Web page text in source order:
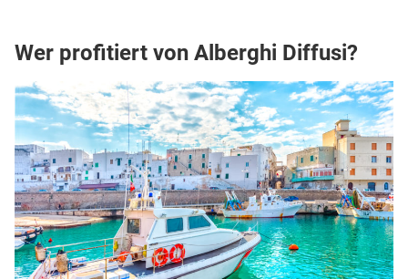
Wer profitiert von Alberghi Diffusi?